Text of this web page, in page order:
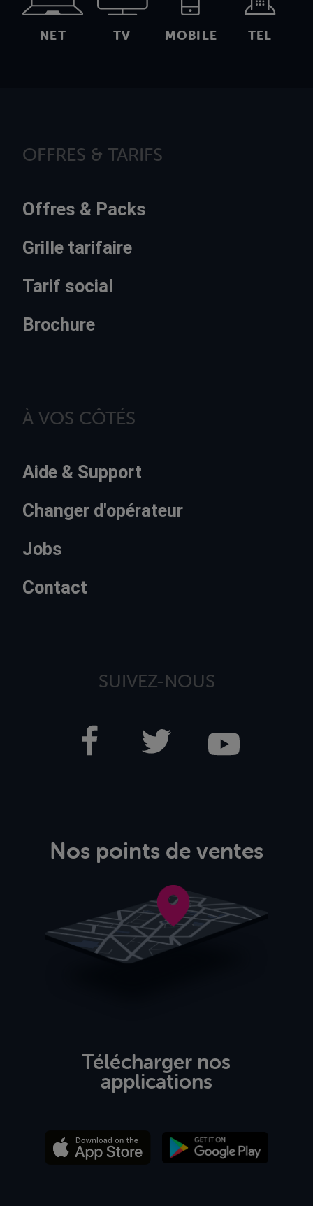
NET TV MOBILE TEL
OFFRES & TARIFS
Offres & Packs
Grille tarifaire
Tarif social
Brochure
À VOS CÔTÉS
Aide & Support
Changer d'opérateur
Jobs
Contact
SUIVEZ-NOUS
Nos points de ventes
Télécharger nos
applications